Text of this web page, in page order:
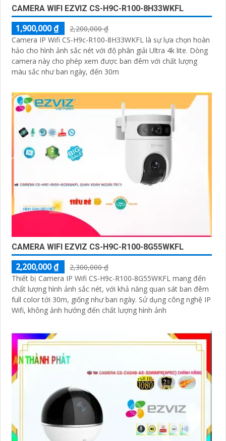
CAMERA WIFI EZVIZ CS-H9C-R100-8H33WKFL
1,900,000 ₫
2,200,000 ₫
Camera IP Wifi CS-H9c-R100-8H33WKFL là sự lựa chọn hoàn
hảo cho hình ảnh sắc nét với độ phân giải Ultra 4k lite. Dòng
camera này cho phép xem được ban đêm với chất lượng
màu sắc như ban ngày, đến 30m
CAMERA WIFI EZVIZ CS-H9C-R100-8G55WKFL
2,200,000 ₫
2,300,000 ₫
Thiết bị Camera IP Wifi CS-H9c-R100-8G55WKFL mang đến
chất lượng hình ảnh sắc nét, với khả năng quan sát ban đêm
full color tới 30m, giống như ban ngày. Sử dụng công nghệ IP
Wifi, không ảnh hưởng đến chất lượng hình ảnh